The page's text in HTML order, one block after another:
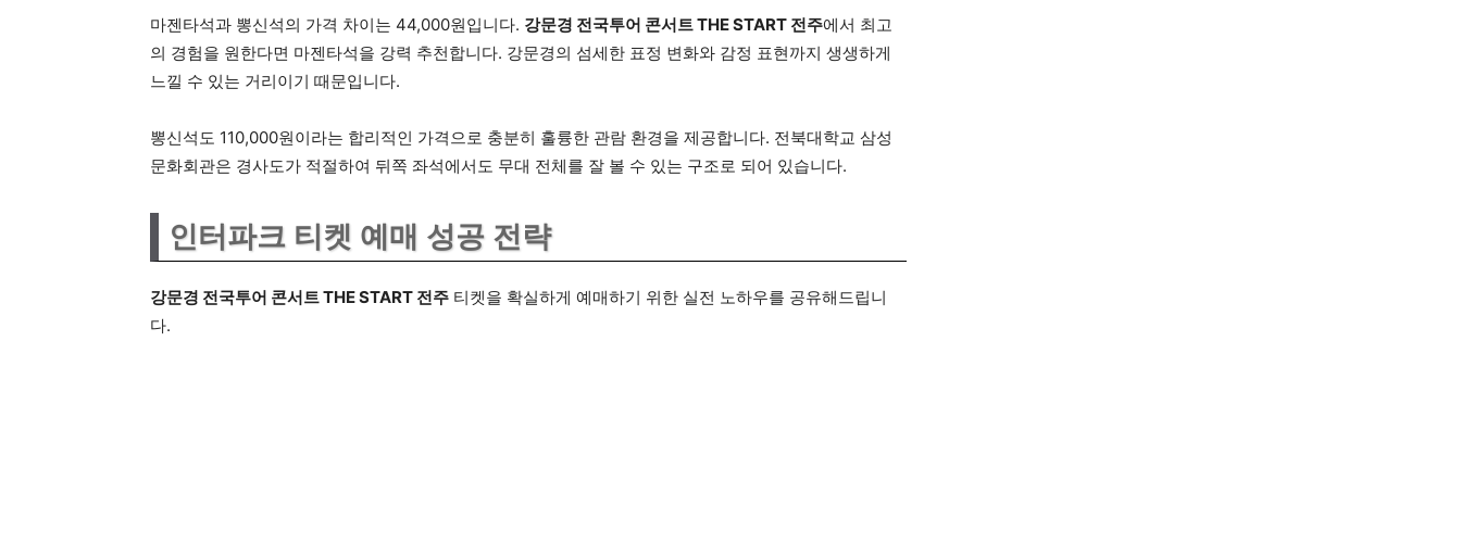
마젠타석과 뽕신석의 가격 차이는 44,000원입니다. 강문경 전국투어 콘서트 THE START 전주에서 최고
의 경험을 원한다면 마젠타석을 강력 추천합니다. 강문경의 섬세한 표정 변화와 감정 표현까지 생생하게
느낄 수 있는 거리이기 때문입니다.
뽕신석도 110,000원이라는 합리적인 가격으로 충분히 훌륭한 관람 환경을 제공합니다. 전북대학교 삼성
문화회관은 경사도가 적절하여 뒤쪽 좌석에서도 무대 전체를 잘 볼 수 있는 구조로 되어 있습니다.
인터파크 티켓 예매 성공 전략
강문경 전국투어 콘서트 THE START 전주 티켓을 확실하게 예매하기 위한 실전 노하우를 공유해드립니
다.